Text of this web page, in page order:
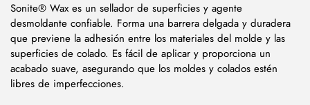
Sonite® Wax es un sellador de superficies y agente
desmoldante confiable. Forma una barrera delgada y duradera
que previene la adhesión entre los materiales del molde y las
superficies de colado. Es fácil de aplicar y proporciona un
acabado suave, asegurando que los moldes y colados estén
libres de imperfecciones.